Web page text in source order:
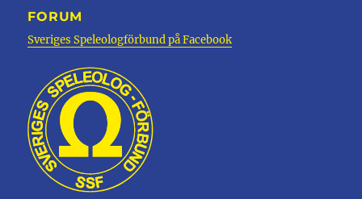
FORUM
Sveriges Speleologförbund på Facebook